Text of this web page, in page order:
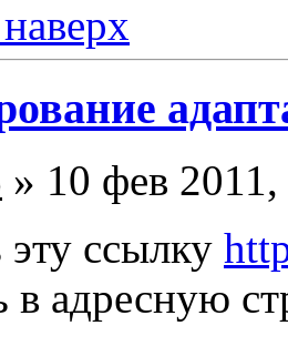
» 10 фев
ссылку
в адресную